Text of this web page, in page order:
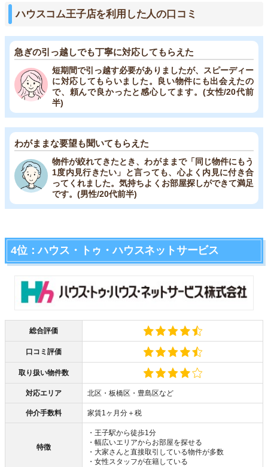
ハウスコム王子店を利用した人の口コミ
急ぎの引っ越しでも丁寧に対応してもらえた
短期間で引っ越す必要がありましたが、スピーディー
に対応してもらいました。良い物件にも出会えたの
で、頼んで良かったと感心してます。(女性/20代前
半)
わがままな要望も聞いてもらえた
物件が絞れてきたとき、わがままで「同じ物件にもう
1度内見行きたい」と言っても、心よく内見に付き合
ってくれました。気持ちよくお部屋探しができて満足
です。(男性/20代前半)
4位：ハウス・トゥ・ハウスネットサービス
総合評価
口コミ評価
取り扱い物件数
対応エリア 北区・板橋区・豊島区など
仲介手数料 家賃1ヶ月分＋税
特徴
・王子駅から徒歩1分
・幅広いエリアからお部屋を探せる
・大家さんと直接取引している物件が多数
・女性スタッフが在籍している